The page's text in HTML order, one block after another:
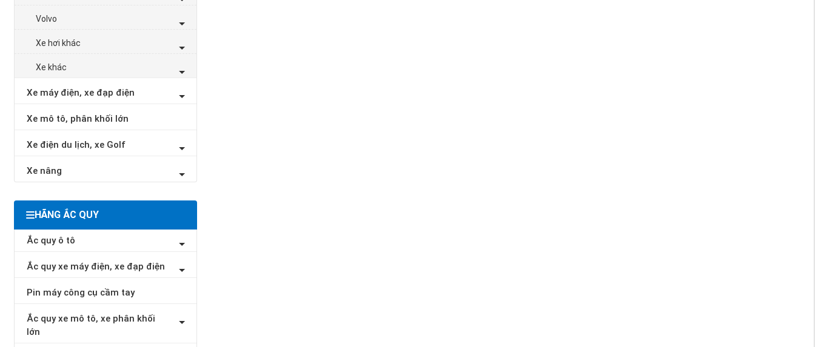
Volvo
Xe hơi khác
Xe khác
Xe máy điện, xe đạp điện
Xe mô tô, phân khối lớn
Xe điện du lịch, xe Golf
Xe nâng
HÃNG ẮC QUY
Ắc quy ô tô
Ắc quy xe máy điện, xe đạp điện
Pin máy công cụ cầm tay
Ắc quy xe mô tô, xe phân khối
lớn